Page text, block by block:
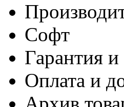
Софт
Гарантия и
Оплата и